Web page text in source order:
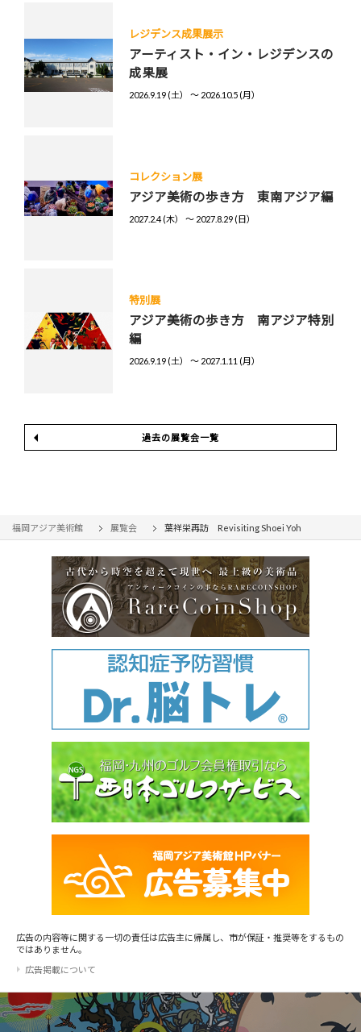
レジデンス成果展示
アーティスト・イン・レジデンスの
成果展
2026.9.19 (土） 〜 2026.10.5 (月）
コレクション展
アジア美術の歩き方 東南アジア編
2027.2.4 (木） 〜 2027.8.29 (日）
特別展
アジア美術の歩き方 南アジア特別
編
2026.9.19 (土） 〜 2027.1.11 (月）
過去の展覧会一覧
福岡アジア美術館 展覧会 葉祥栄再訪 Revisiting Shoei Yoh
広告の内容等に関する一切の責任は広告主に帰属し、市が保証・推奨等をするもの
ではありません。
広告掲載について